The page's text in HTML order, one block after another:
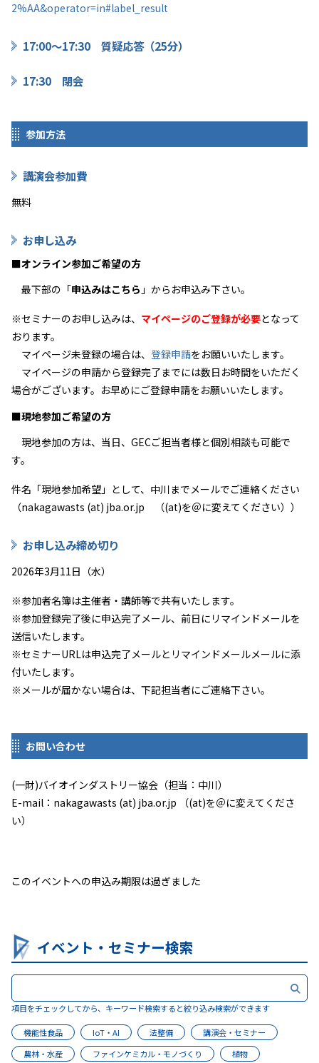
2%AA&operator=in#label_result
17:00～17:30 質疑応答（25分）
17:30 閉会
参加方法
講演会参加費
無料
お申し込み
■オンライン参加ご希望の方
最下部の「申込みはこちら 」からお申込み下さい。
※セミナーのお申し込みは、 マイページのご登録が必要となって
おります。
マイページ未登録の場合は、 登録申請をお願いいたします。
マイページの申請から登録完了までには数日お時間をいただく
場合がございます。お早めにご登録申請をお願いいたします。
■現地参加ご希望の方
現地参加の方は、当日、 GECご担当者様と個別相談も可能で
す。
件名「現地参加希望」として、中川までメールでご連絡ください
（nakagawasts (at) jba.or.jp （(at)を＠に変えてください））
お申し込み締め切り
2026年3月11日（水）
※参加者名簿は主催者・講師等で共有いたします。
※参加登録完了後に申込完了メール、前日にリマインドメールを
送信いたします。
※セミナーURLは申込完了メールとリマインドメールメールに添
付いたします。
※メールが届かない場合は、下記担当者にご連絡下さい。
お問い合わせ
(一財)バイオインダストリー協会（担当：中川）
E-mail：nakagawasts (at) jba.or.jp （(at)を＠に変えてくださ
い）
このイベントへの申込み期限は過ぎました
イベント・セミナー検索
項目をチェックしてから、キーワード検索すると絞り込み検索ができます
機能性食品 IoT・AI 法整備
講演会・セミナー
農林・水産
ファインケミカル・モノづくり
植物